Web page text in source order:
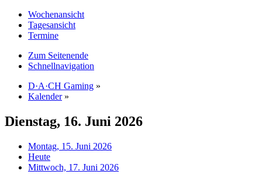
Wochenansicht
Tagesansicht
Termine
Zum Seitenende
Schnellnavigation
D·A·CH Gaming »
Kalender »
Dienstag, 16. Juni 2026
Montag, 15. Juni 2026
Heute
Mittwoch, 17. Juni 2026